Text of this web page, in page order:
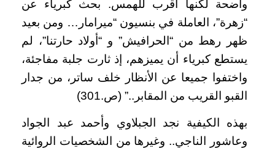
واضحة لكنها أقرب للهمس. بحث كبرياء عن
“زهرة”، العاملة في بنسيون “ميرامار… ومن بعيد
ظهر رهط من “الحرافيش” و “أولاد حارتنا”، لم
يستطع كبرياء أن يميزهم، إذ ثارت جلبة مفاجئة،
واختفوا جميعا عن الأنظار خلف ساتر، من جدار
القبو القريب من المقابر..” (ص.301)
بهذه الكيفية نجد الجبلاوي وأحمد عبد الجواد
وعاشور الناجي.. وغيرها من الشخصيات الروائية